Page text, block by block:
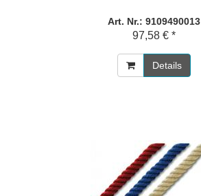
Art. Nr.: 9109490013
97,58 € *
Details